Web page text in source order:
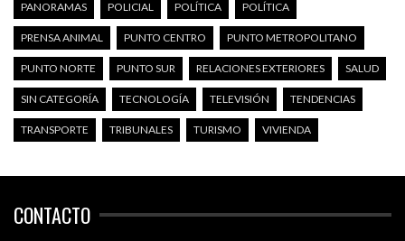
PANORAMAS POLICIAL POLÍTICA POLÍTICA
PRENSA ANIMAL PUNTO CENTRO PUNTO METROPOLITANO
PUNTO NORTE PUNTO SUR RELACIONES EXTERIORES SALUD
SIN CATEGORÍA TECNOLOGÍA TELEVISIÓN TENDENCIAS
TRANSPORTE TRIBUNALES TURISMO VIVIENDA
CONTACTO